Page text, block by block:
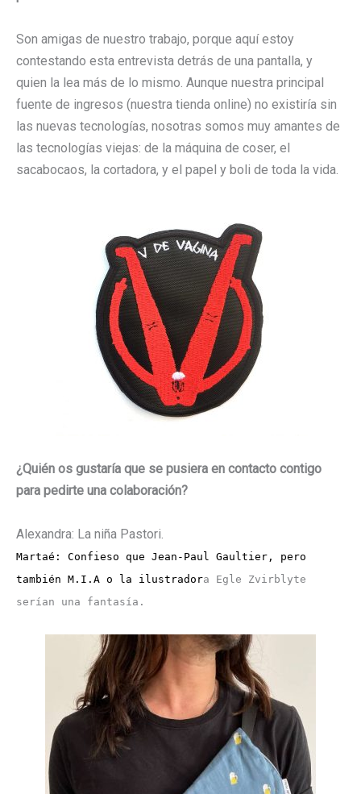
Son amigas de nuestro trabajo, porque aquí estoy
contestando esta entrevista detrás de una pantalla, y
quien la lea más de lo mismo. Aunque nuestra principal
fuente de ingresos (nuestra tienda online) no existiría sin
las nuevas tecnologías, nosotras somos muy amantes de
las tecnologías viejas: de la máquina de coser, el
sacabocaos, la cortadora, y el papel y boli de toda la vida.
¿Quién os gustaría que se pusiera en contacto contigo
para pedirte una colaboración?
Alexandra: La niña Pastori.
Martaé: Confieso que Jean-Paul Gaultier, pero
también M.I.A o la ilustradora Egle Zvirblyte
serían una fantasía.